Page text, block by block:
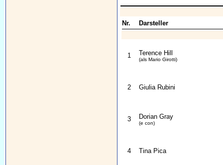
Nr. Darsteller
1 Terence Hill
(als Mario Girotti)
2 Giulia Rubini
3 Dorian Gray
(e con)
4 Tina Pica